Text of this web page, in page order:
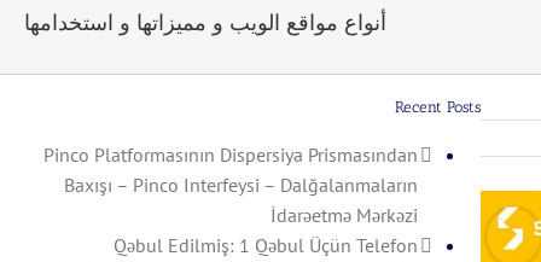
أنواع مواقع الويب و مميزاتها و استخدامها
Recent Posts
Pinco Platformasının Dispersiya Prismasından
Baxışı – Pinco Interfeysi – Dalğalanmaların
İdarəetmə Mərkəzi
Qəbul Edilmiş: 1 Qəbul Üçün Telefon